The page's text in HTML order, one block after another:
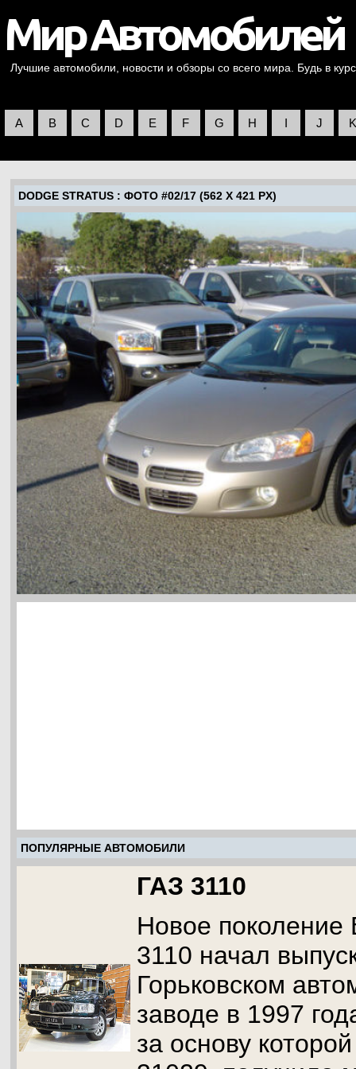
Лучшие автомобили, новости и обзоры со всего мира. Будь в
A B C D E F G H I J K
DODGE STRATUS : ФОТО #02/17 (562 X 421 PX)
ПОПУЛЯРНЫЕ АВТОМОБИЛИ
ГАЗ 3110
Новое поколение
3110 начал
Горьковском
заводе в 1997
за основу